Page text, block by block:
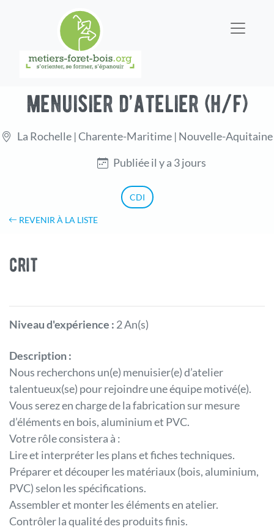
menuisier d’atelier (h/f)
La Rochelle | Charente-Maritime | Nouvelle-Aquitaine
Publiée il y a 3 jours
CDI
REVENIR À LA LISTE
crit
Niveau d'expérience : 2 An(s)
Description :
Nous recherchons un(e) menuisier(e) d’atelier
talentueux(se) pour rejoindre une équipe motivé(e).
Vous serez en charge de la fabrication sur mesure
d’éléments en bois, aluminium et PVC.
Votre rôle consistera à :
Lire et interpréter les plans et fiches techniques.
Préparer et découper les matériaux (bois, aluminium,
PVC) selon les spécifications.
Assembler et monter les éléments en atelier.
Contrôler la qualité des produits finis.